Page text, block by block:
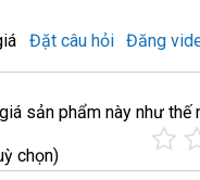
Đặt câu hỏi Đăng
sản phẩm này như thế
chọn)